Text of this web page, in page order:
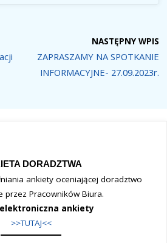
NASTĘPNY WPIS
ZAPRASZAMY NA SPOTKANIE
INFORMACYJNE- 27.09.2023r.
DORADZTWA
ankiety oceniającej doradztwo
przez Pracowników Biura.
ankiety
>>TUTAJ<<